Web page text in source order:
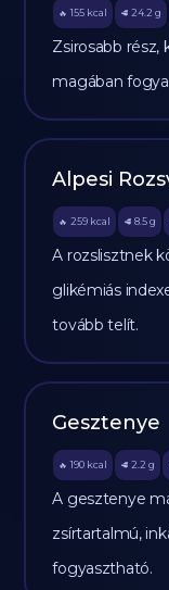
🔥 155 kcal 🥩 24.2 g
Zsirosabb rész,
magában
Alpesi
🔥 259 kcal 🥩 8.5 g
A rozslisztnek
glikémiás
tovább telít.
Gesztenye
🔥 190 kcal 🥩 2.2 g
A gesztenye
zsírtartalmú,
fogyasztható.